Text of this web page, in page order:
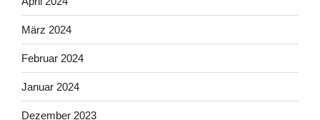
März 2024
Februar 2024
Januar 2024
Dezember 2023